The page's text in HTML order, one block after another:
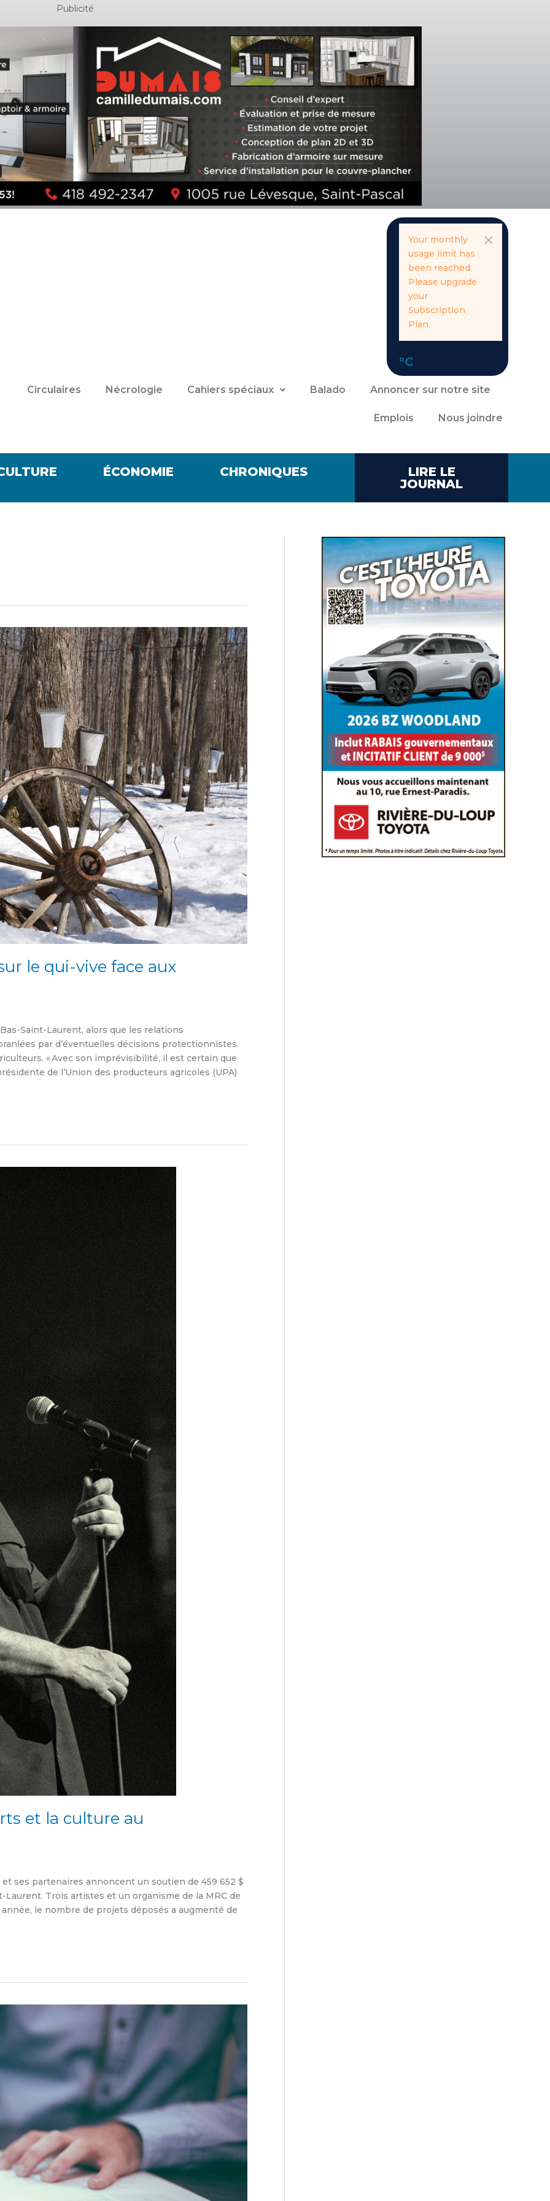
Publicité
Your monthly
usage limit has
been reached.
Please upgrade
your
Subscription
Plan.
°C
Circulaires Nécrologie Cahiers spéciaux Balado Annoncer sur notre site
Emplois Nous joindre
ÉCONOMIE
CHRONIQUES
LIRE LE
JOURNAL
le qui-vive face aux
Saint-Laurent, alors que les relations
par d’éventuelles décisions protectionnistes.
« Avec son imprévisibilité, il est certain que
de l’Union des producteurs agricoles (UPA)
et la culture au
ses partenaires annoncent un soutien de 459 652 $
Trois artistes et un organisme de la MRC de
le nombre de projets déposés a augmenté de